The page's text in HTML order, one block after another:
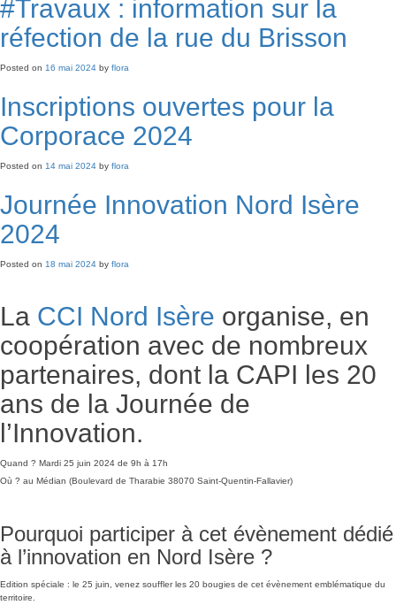
#Travaux : information sur la
réfection de la rue du Brisson
Posted on 16 mai 2024 by flora
Inscriptions ouvertes pour la
Corporace 2024
Posted on 14 mai 2024 by flora
Journée Innovation Nord Isère
2024
Posted on 18 mai 2024 by flora
La CCI Nord Isère organise, en
coopération avec de nombreux
partenaires, dont la CAPI les 20
ans de la Journée de
l’Innovation.
Quand ? Mardi 25 juin 2024 de 9h à 17h
Où ? au Médian (Boulevard de Tharabie 38070 Saint-Quentin-Fallavier)
Pourquoi participer à cet évènement dédié
à l’innovation en Nord Isère ?
Edition spéciale : le 25 juin, venez souffler les 20 bougies de cet évènement emblématique du
territoire.